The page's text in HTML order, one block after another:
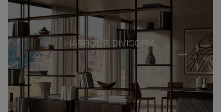
HARBOUR DIVISORIA